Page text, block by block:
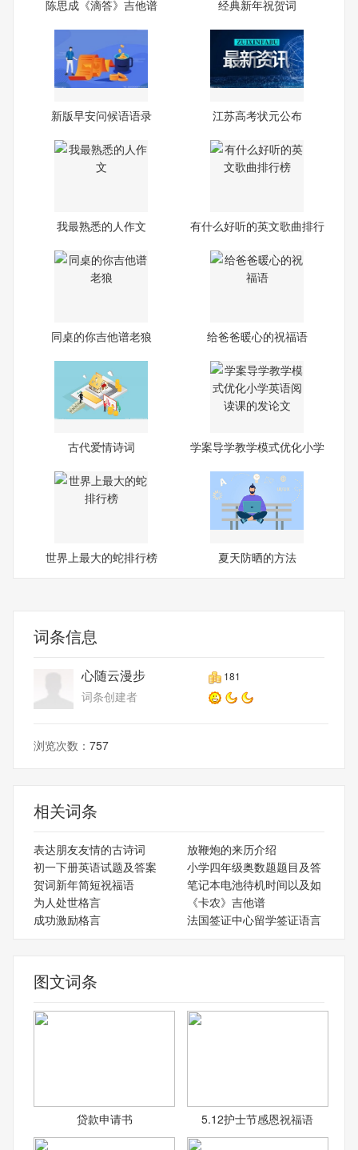
陈思成《滴答》吉他谱 经典新年祝贺词
新版早安问候语语录 江苏高考状元公布
我最熟悉的人作文
有什么好听的英文歌曲排行
同桌的你吉他谱老狼 给爸爸暖心的祝福语
古代爱情诗词
学案导学教学模式优化小学
世界上最大的蛇排行榜 夏天防晒的方法
词条信息
心随云漫步 181
词条创建者
浏览次数： 757
相关词条
表达朋友友情的古诗词
放鞭炮的来历介绍
初一下册英语试题及答案
小学四年级奥数题题目及答
贺词新年简短祝福语
笔记本电池待机时间以及如
为人处世格言
《卡农》吉他谱
成功激励格言
法国签证中心留学签证语言
图文词条
贷款申请书 5.12护士节感恩祝福语